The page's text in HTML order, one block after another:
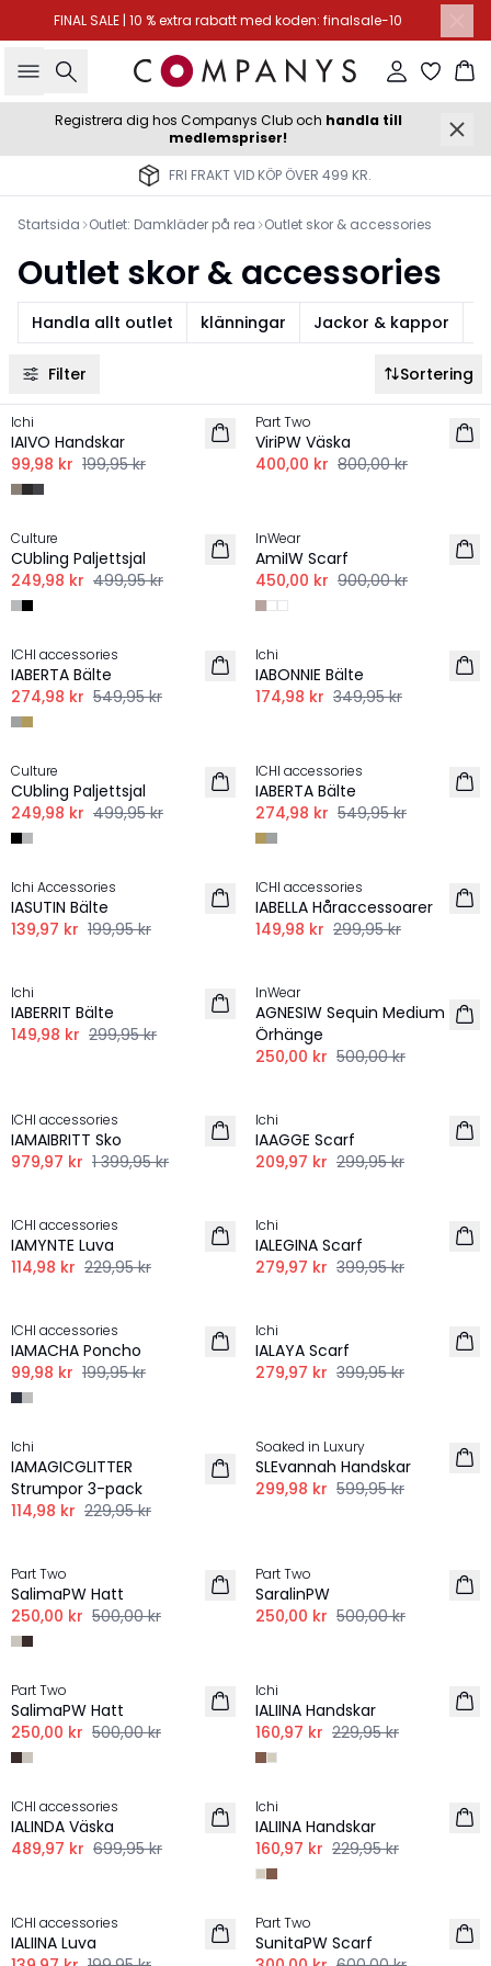
FINAL SALE | 10 % extra rabatt med koden: finalsale-10
Sök Logga in
Registrera dig hos Companys Club och handla till
medlemspriser!
FRI FRAKT VID KÖP ÖVER 499 KR.
Startsida Outlet: Damkläder på rea Outlet skor & accessories
Outlet skor & accessories
Handla allt outlet klänningar Jackor & kappor
Filter Sortering
-50%
Ichi
IAIVO Handskar
99,98 kr 199,95 kr
Part Two
ViriPW Väska
400,00 kr 800,00 kr
-50%
Culture
CUbling Paljettsjal
249,98 kr 499,95 kr
InWear
AmiIW Scarf
450,00 kr 900,00 kr
-50%
ICHI accessories
IABERTA Bälte
274,98 kr 549,95 kr
-50%
Ichi
IABONNIE Bälte
174,98 kr 349,95 kr
-50%
Culture
CUbling Paljettsjal
249,98 kr 499,95 kr
ICHI accessories
IABERTA Bälte
274,98 kr 549,95 kr
-30%
Ichi Accessories
IASUTIN Bälte
139,97 kr 199,95 kr
-50%
ICHI accessories
IABELLA Håraccessoarer
149,98 kr 299,95 kr
Ichi
IABERRIT Bälte
149,98 kr 299,95 kr
InWear
AGNESIW Sequin Medium
Örhänge
250,00 kr 500,00 kr
ICHI accessories
IAMAIBRITT Sko
979,97 kr 1 399,95 kr
Ichi
IAAGGE Scarf
209,97 kr 299,95 kr
ICHI accessories
IAMYNTE Luva
114,98 kr 229,95 kr
Ichi
IALEGINA Scarf
279,97 kr 399,95 kr
ICHI accessories
IAMACHA Poncho
99,98 kr 199,95 kr
Ichi
IALAYA Scarf
279,97 kr 399,95 kr
-50%
Ichi
IAMAGICGLITTER
Strumpor 3-pack
114,98 kr 229,95 kr
Soaked in Luxury
SLEvannah Handskar
299,98 kr 599,95 kr
Part Two
SalimaPW Hatt
250,00 kr 500,00 kr
Part Two
SaralinPW
250,00 kr 500,00 kr
-50%
Part Two
SalimaPW Hatt
250,00 kr 500,00 kr
Ichi
IALIINA Handskar
160,97 kr 229,95 kr
-30%
ICHI accessories
IALINDA Väska
489,97 kr 699,95 kr
-30%
Ichi
IALIINA Handskar
160,97 kr 229,95 kr
ICHI accessories
IALIINA Luva
-50%
Part Two
SunitaPW Scarf